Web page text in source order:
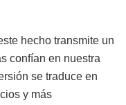
hecho transmite un
confían en nuestra
se traduce en
y más